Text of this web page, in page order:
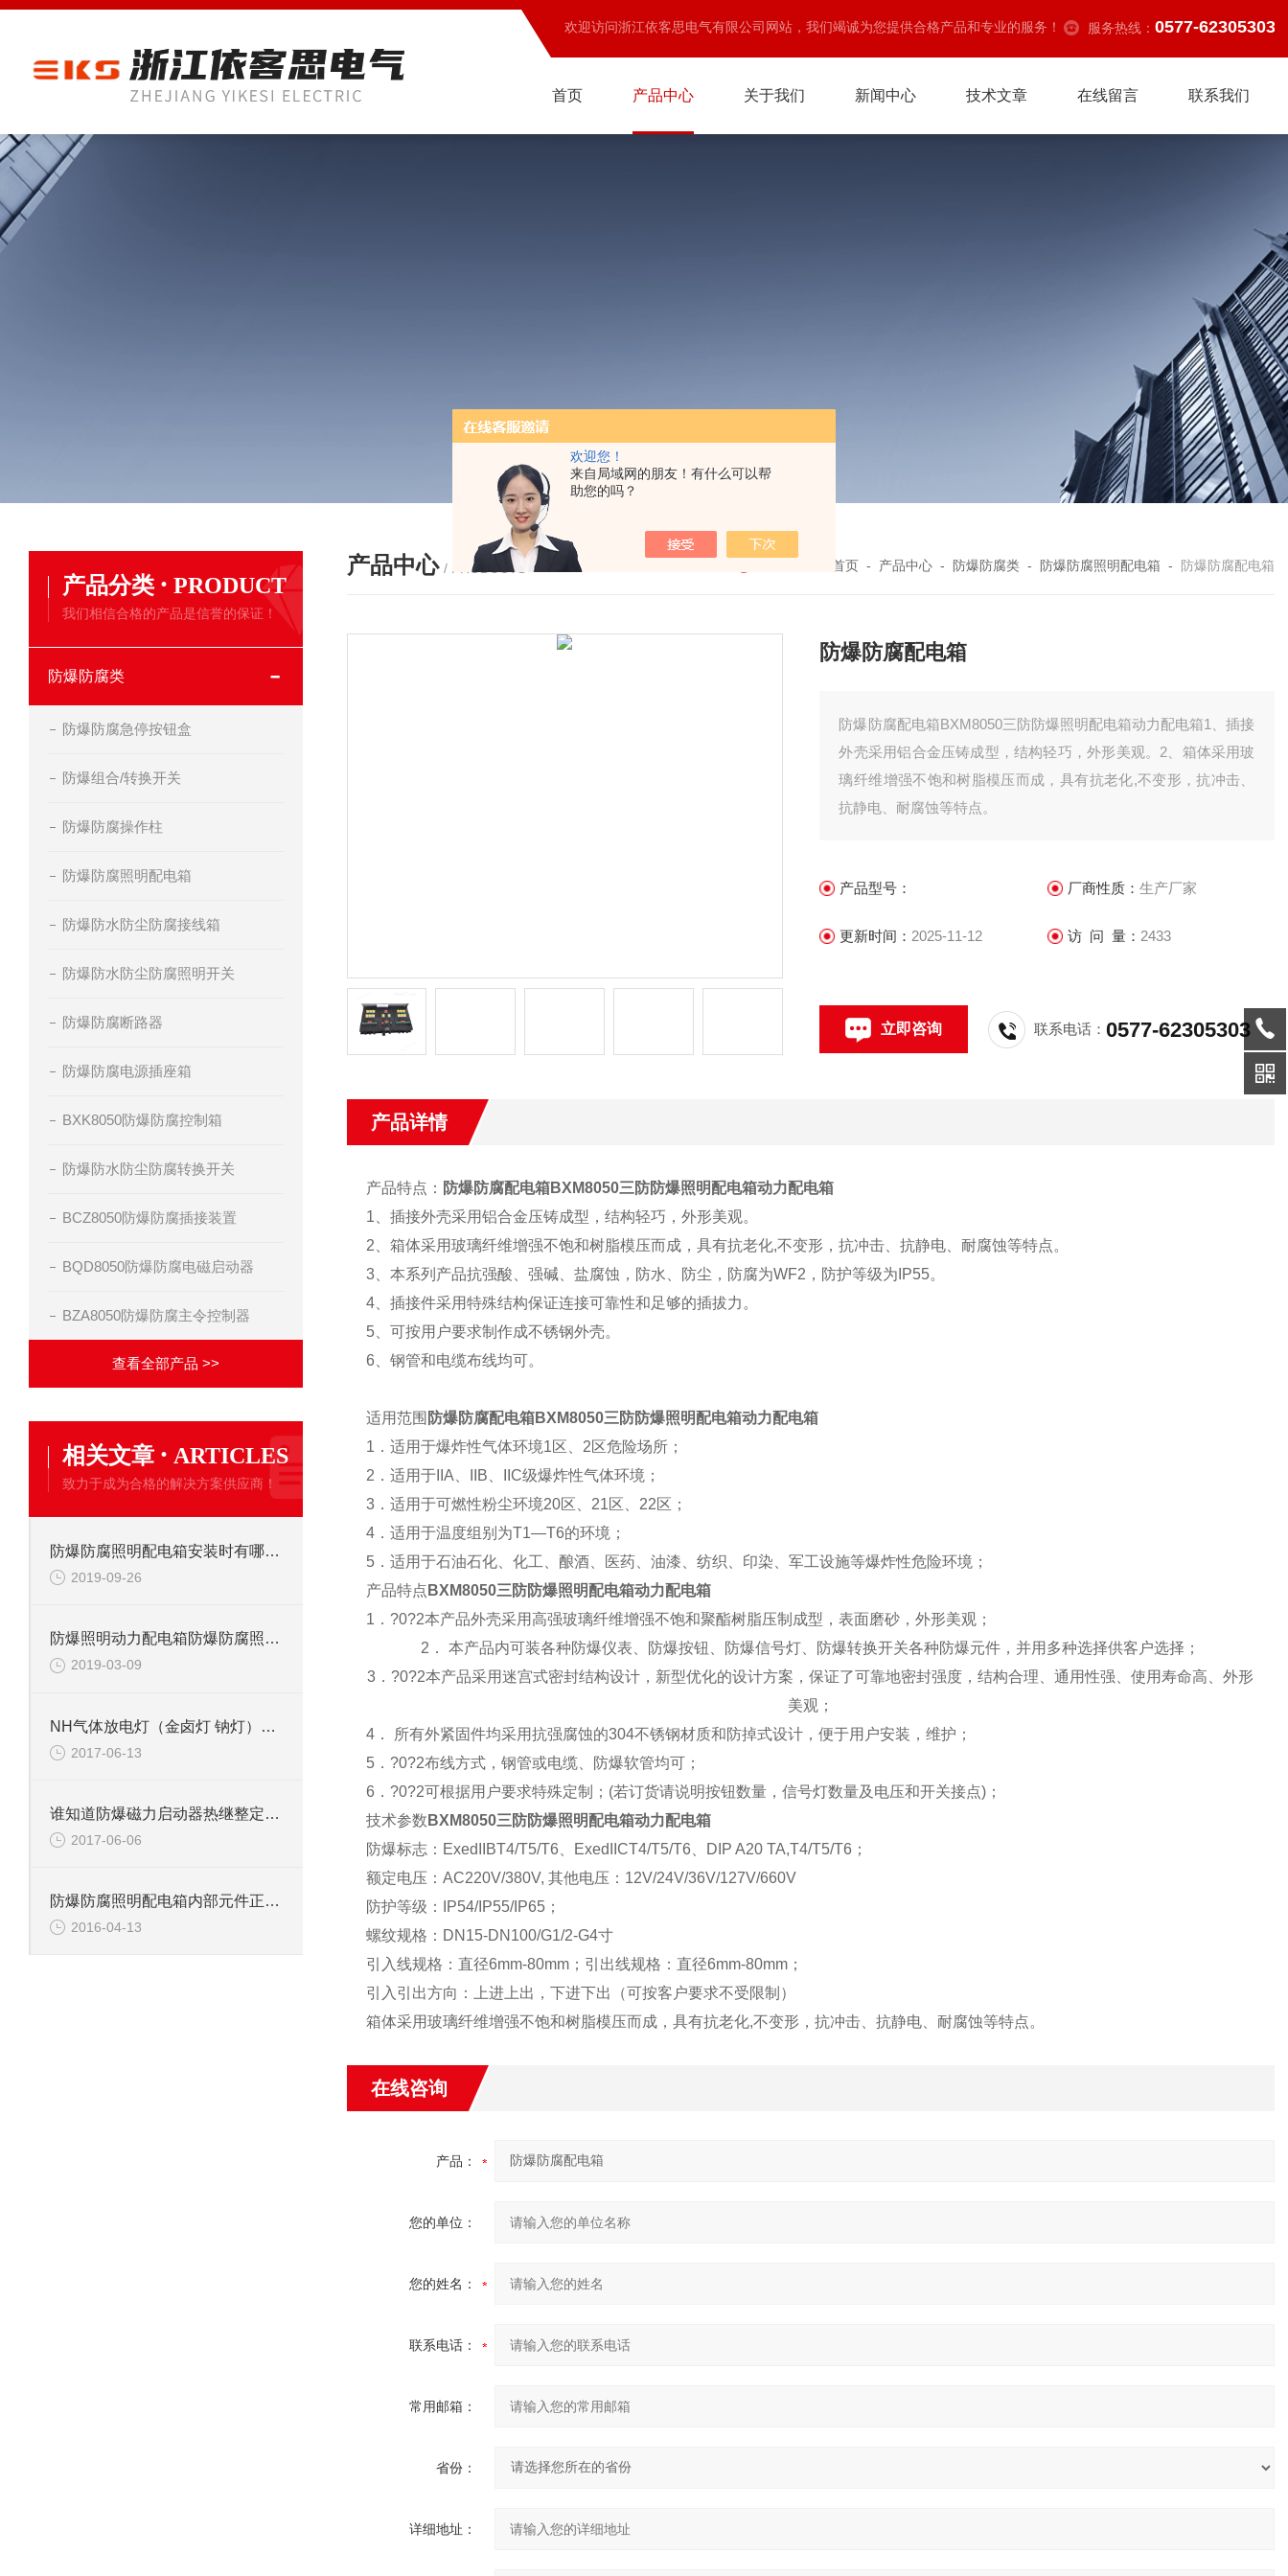
欢迎您！
来自局域网的朋友！有什么可以帮
助您的吗？
欢迎访问浙江依客思电气有限公司网站，我们竭诚为您提供合格产品和专业的服务！ 服务热线： 0577-62305303
首页 产品中心 关于我们 新闻中心 技术文章 在线留言 联系我们
产品分类 · PRODUCT
我们相信合格的产品是信誉的保证！
防爆防腐类
防爆防腐急停按钮盒
防爆组合/转换开关
防爆防腐操作柱
防爆防腐照明配电箱
防爆防水防尘防腐接线箱
防爆防水防尘防腐照明开关
防爆防腐断路器
防爆防腐电源插座箱
BXK8050防爆防腐控制箱
防爆防水防尘防腐转换开关
BCZ8050防爆防腐插接装置
BQD8050防爆防腐电磁启动器
BZA8050防爆防腐主令控制器
查看全部产品 >>
相关文章 · ARTICLES
致力于成为合格的解决方案供应商！
防爆防腐照明配电箱安装时有哪些注意事项
2019-09-26
防爆照明动力配电箱防爆防腐照明配电箱
2019-03-09
NH气体放电灯（金卤灯 钠灯）防爆灯
2017-06-13
谁知道防爆磁力启动器热继整定值如何计算
2017-06-06
防爆防腐照明配电箱内部元件正泰开关
2016-04-13
产品中心 / PRODUCTS 首页 - 产品中心 - 防爆防腐类 - 防爆防腐照明配电箱 - 防爆防腐配电箱
防爆防腐配电箱
防爆防腐配电箱BXM8050三防防爆照明配电箱动力配电箱1、插接
外壳采用铝合金压铸成型，结构轻巧，外形美观。2、箱体采用玻
璃纤维增强不饱和树脂模压而成，具有抗老化,不变形，抗冲击、
抗静电、耐腐蚀等特点。
产品型号： 厂商性质： 生产厂家
更新时间： 2025-11-12 访 问 量： 2433
立即咨询 联系电话：0577-62305303
产品详情
产品特点： 防爆防腐配电箱BXM8050三防防爆照明配电箱动力配电箱
1、插接外壳采用铝合金压铸成型，结构轻巧，外形美观。
2、箱体采用玻璃纤维增强不饱和树脂模压而成，具有抗老化,不变形，抗冲击、抗静电、耐腐蚀等特点。
3、本系列产品抗强酸、强碱、盐腐蚀，防水、防尘，防腐为WF2，防护等级为IP55。
4、插接件采用特殊结构保证连接可靠性和足够的插拔力。
5、可按用户要求制作成不锈钢外壳。
6、钢管和电缆布线均可。
适用范围 防爆防腐配电箱BXM8050三防防爆照明配电箱动力配电箱
1．适用于爆炸性气体环境1区、2区危险场所；
2．适用于IIA、IIB、IIC级爆炸性气体环境；
3．适用于可燃性粉尘环境20区、21区、22区；
4．适用于温度组别为T1—T6的环境；
5．适用于石油石化、化工、酿酒、医药、油漆、纺织、印染、军工设施等爆炸性危险环境；
产品特点 BXM8050三防防爆照明配电箱动力配电箱
1．?0?2本产品外壳采用高强玻璃纤维增强不饱和聚酯树脂压制成型，表面磨砂，外形美观；
2． 本产品内可装各种防爆仪表、防爆按钮、防爆信号灯、防爆转换开关各种防爆元件，并用多种选择供客户选择；
3．?0?2本产品采用迷宫式密封结构设计，新型优化的设计方案，保证了可靠地密封强度，结构合理、通用性强、使用寿命高、外形
美观；
4． 所有外紧固件均采用抗强腐蚀的304不锈钢材质和防掉式设计，便于用户安装，维护；
5．?0?2布线方式，钢管或电缆、防爆软管均可；
6．?0?2可根据用户要求特殊定制；(若订货请说明按钮数量，信号灯数量及电压和开关接点)；
技术参数 BXM8050三防防爆照明配电箱动力配电箱
防爆标志：ExedIIBT4/T5/T6、ExedIICT4/T5/T6、DIP A20 TA,T4/T5/T6；
额定电压：AC220V/380V, 其他电压：12V/24V/36V/127V/660V
防护等级：IP54/IP55/IP65；
螺纹规格：DN15-DN100/G1/2-G4寸
引入线规格：直径6mm-80mm；引出线规格：直径6mm-80mm；
引入引出方向：上进上出，下进下出（可按客户要求不受限制）
箱体采用玻璃纤维增强不饱和树脂模压而成，具有抗老化,不变形，抗冲击、抗静电、耐腐蚀等特点。
在线咨询
产品：
您的单位：
您的姓名：
联系电话：
常用邮箱：
省份：
详细地址：